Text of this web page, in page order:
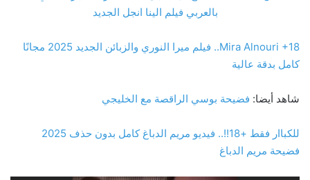
بالعربي فيلم الينا انجل الجديد
Mira Alnouri +18.. فيلم ميرا النوري والزبائن الجديد 2025 مجانًا
كامل بدقة عالية
شاهد أيضا: فضيحة بوسي الراقصة مع الخليجي
للكباار فقط +18!!.. فيديو مريم الدباغ كامل بدون حذف 2025
فضيحة مريم الدباغ